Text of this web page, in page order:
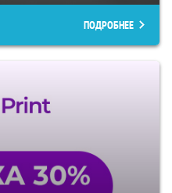
ПОДРОБНЕЕ